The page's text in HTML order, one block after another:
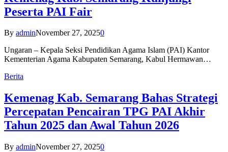
Peserta PAI Fair
By adminNovember 27, 20250
Ungaran – Kepala Seksi Pendidikan Agama Islam (PAI) Kantor
Kementerian Agama Kabupaten Semarang, Kabul Hermawan…
Berita
Kemenag Kab. Semarang Bahas Strategi
Percepatan Pencairan TPG PAI Akhir
Tahun 2025 dan Awal Tahun 2026
By adminNovember 27, 20250